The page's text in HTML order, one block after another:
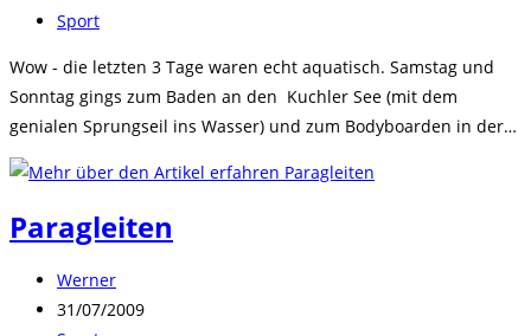
veröffentlicht:
Beitrags-
Sport
Wow - die letzten 3 Tage waren echt aquatisch. Samstag und
Sonntag gings zum Baden an den Kuchler See (mit dem
genialen Sprungseil ins Wasser) und zum Bodyboarden in der…
Paragleiten
Beitrags-
Autor:
Werner
Beitrag
31/07/2009